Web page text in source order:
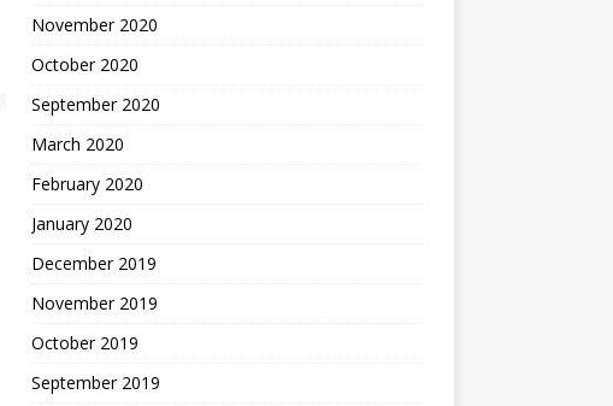
November 2020
October 2020
September 2020
March 2020
February 2020
January 2020
December 2019
November 2019
October 2019
September 2019